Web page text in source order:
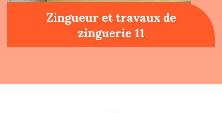
Zingueur et travaux de
zinguerie 11